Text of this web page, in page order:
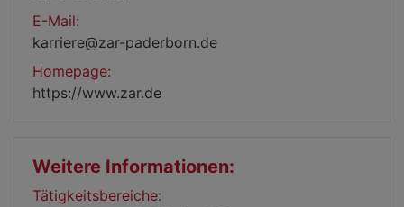
E-Mail:
karriere@zar-paderborn.de
Homepage:
https://www.zar.de
Weitere Informationen:
Tätigkeitsbereiche: